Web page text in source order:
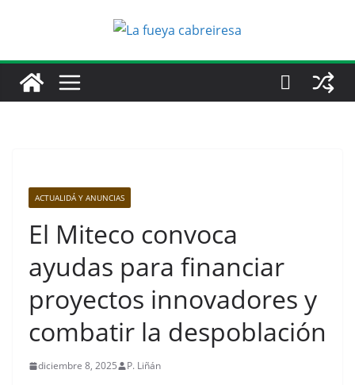
ACTUALIDÁ Y ANUNCIAS
El Miteco convoca
ayudas para financiar
proyectos innovadores y
combatir la despoblación
diciembre 8, 2025 P. Liñán